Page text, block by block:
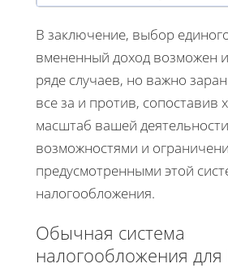
В заключение, выбор
вмененный доход возможен
ряде случаев, но важно
все за и против, сопоставив
масштаб вашей
возможностями и
предусмотренными этой
налогообложения.
Обычная система
налогообложения